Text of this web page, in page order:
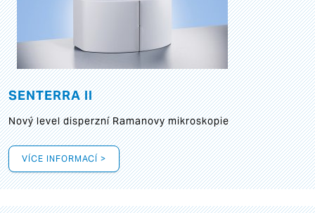
SENTERRA II
Nový level disperzní Ramanovy mikroskopie
VÍCE INFORMACÍ >